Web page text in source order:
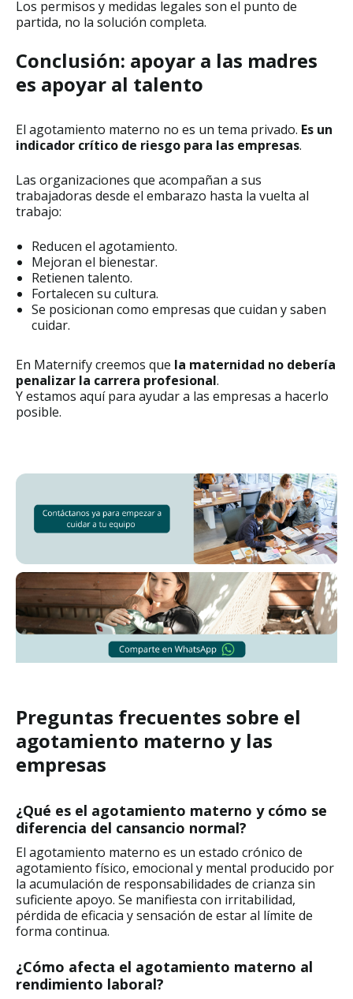
Los permisos y medidas legales son el punto de
partida, no la solución completa.
Conclusión: apoyar a las madres
es apoyar al talento
El agotamiento materno no es un tema privado. Es un
indicador crítico de riesgo para las empresas.
Las organizaciones que acompañan a sus
trabajadoras desde el embarazo hasta la vuelta al
trabajo:
Reducen el agotamiento.
Mejoran el bienestar.
Retienen talento.
Fortalecen su cultura.
Se posicionan como empresas que cuidan y saben
cuidar.
En Maternify creemos que la maternidad no debería
penalizar la carrera profesional.
Y estamos aquí para ayudar a las empresas a hacerlo
posible.
Preguntas frecuentes sobre el
agotamiento materno y las
empresas
¿Qué es el agotamiento materno y cómo se
diferencia del cansancio normal?
El agotamiento materno es un estado crónico de
agotamiento físico, emocional y mental producido por
la acumulación de responsabilidades de crianza sin
suficiente apoyo. Se manifiesta con irritabilidad,
pérdida de eficacia y sensación de estar al límite de
forma continua.
¿Cómo afecta el agotamiento materno al
rendimiento laboral?